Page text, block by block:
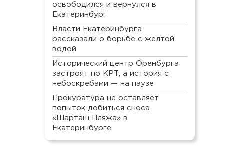
освободился и вернулся в
Екатеринбург
Власти Екатеринбурга
рассказали о борьбе с желтой
водой
Исторический центр Оренбурга
застроят по КРТ, а история с
небоскребами — на паузе
Прокуратура не оставляет
попыток добиться сноса
«Шарташ Пляжа» в
Екатеринбурге